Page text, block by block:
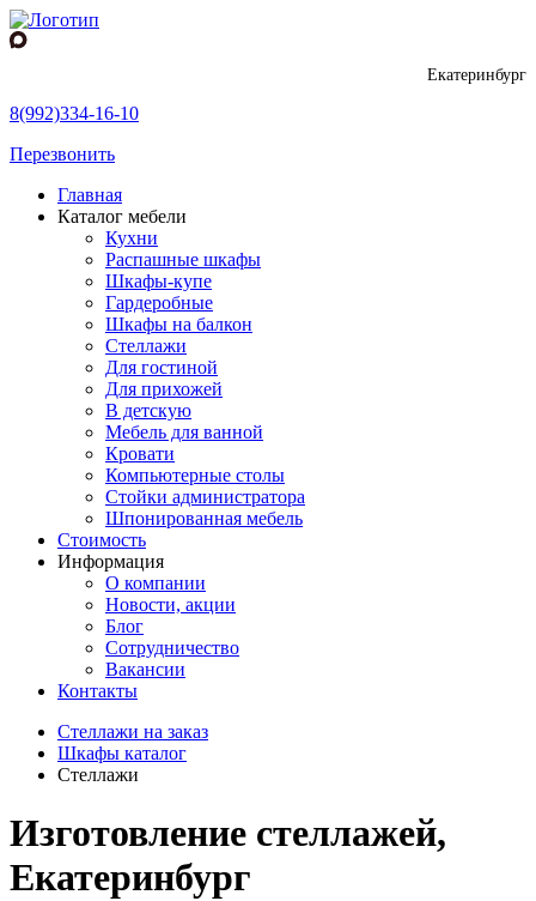
Екатеринбург
8(992)334-16-10
Перезвонить
Главная
Каталог мебели
Кухни
Распашные шкафы
Шкафы-купе
Гардеробные
Шкафы на балкон
Стеллажи
Для гостиной
Для прихожей
В детскую
Мебель для ванной
Кровати
Компьютерные столы
Стойки администратора
Шпонированная мебель
Стоимость
Информация
О компании
Новости, акции
Блог
Сотрудничество
Вакансии
Контакты
Стеллажи на заказ
Шкафы каталог
Стеллажи
Изготовление стеллажей,
Екатеринбург